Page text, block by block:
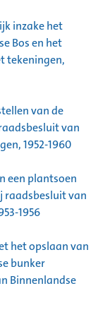
inzake het
Bos en het
tekeningen,
van de
van
1952-1960
een plantsoen
raadsbesluit van
1956
het opslaan van
bunker
Binnenlandse